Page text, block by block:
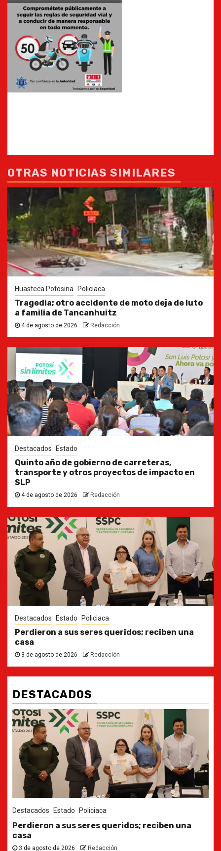
OTRAS NOTICIAS SIMILARES
Huasteca Potosina Policiaca
Tragedia; otro accidente de moto deja de luto
a familia de Tancanhuitz
4 de agosto de 2026 Redacción
Destacados Estado
Quinto año de gobierno de carreteras,
transporte y otros proyectos de impacto en
SLP
4 de agosto de 2026 Redacción
Destacados Estado Policiaca
Perdieron a sus seres queridos; reciben una
casa
3 de agosto de 2026 Redacción
DESTACADOS
Destacados Estado
Ya casi, el quinto informe del Gobernador
30 de julio de 2026